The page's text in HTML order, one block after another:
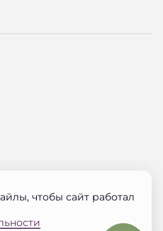
чтобы сайт работал